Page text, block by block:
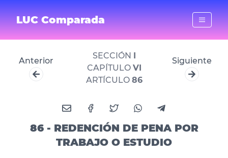
LUC Comparada
Anterior
SECCIÓN I
CAPÍTULO VI
ARTÍCULO 86
Siguiente
86 - REDENCIÓN DE PENA POR
TRABAJO O ESTUDIO